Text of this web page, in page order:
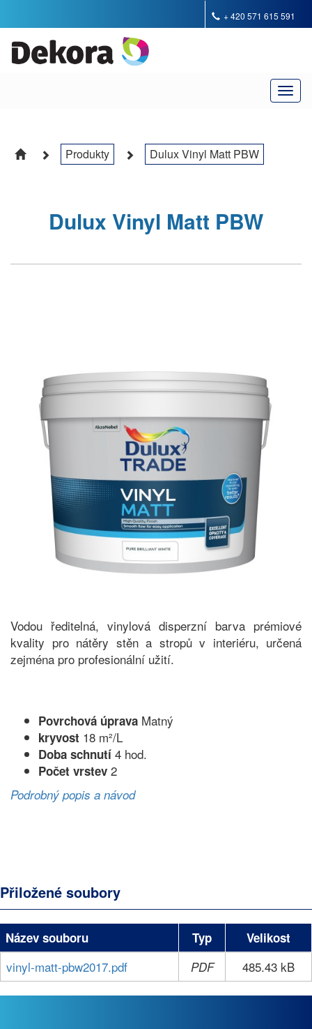
+ 420 571 615 591
Produkty Dulux Vinyl Matt PBW
Dulux Vinyl Matt PBW
Vodou ředitelná, vinylová disperzní barva prémiové
kvality pro nátěry stěn a stropů v interiéru, určená
zejména pro profesionální užití.
Povrchová úprava Matný
kryvost 18 m²/L
Doba schnutí 4 hod.
Počet vrstev 2
Podrobný popis a návod
Přiložené soubory
Název souboru Typ Velikost
vinyl-matt-pbw2017.pdf PDF 485.43 kB